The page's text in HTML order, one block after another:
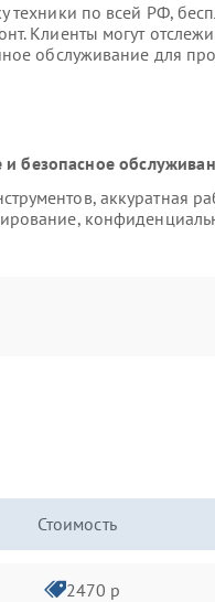
техники по всей РФ,
Клиенты могут
обслуживание для
безопасное
аккуратная
Стоимость
2470 р